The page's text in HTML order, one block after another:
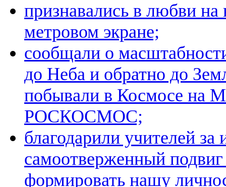
признавались в любви на
метровом экране;
сообщали о
до Неба и обратно до
побывали в Космосе на
РОСКОСМОС;
благодарили учителей за
самоотверженный
формировать нашу